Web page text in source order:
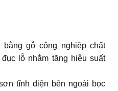
gỗ công nghiệp chất
lỗ nhằm tăng hiệu suất
tĩnh điện bên ngoài bọc